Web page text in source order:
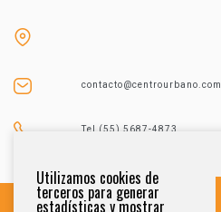
contacto@centrourbano.com
Tel (55) 5687-4873
Utilizamos cookies de
terceros para generar
estadísticas y mostrar